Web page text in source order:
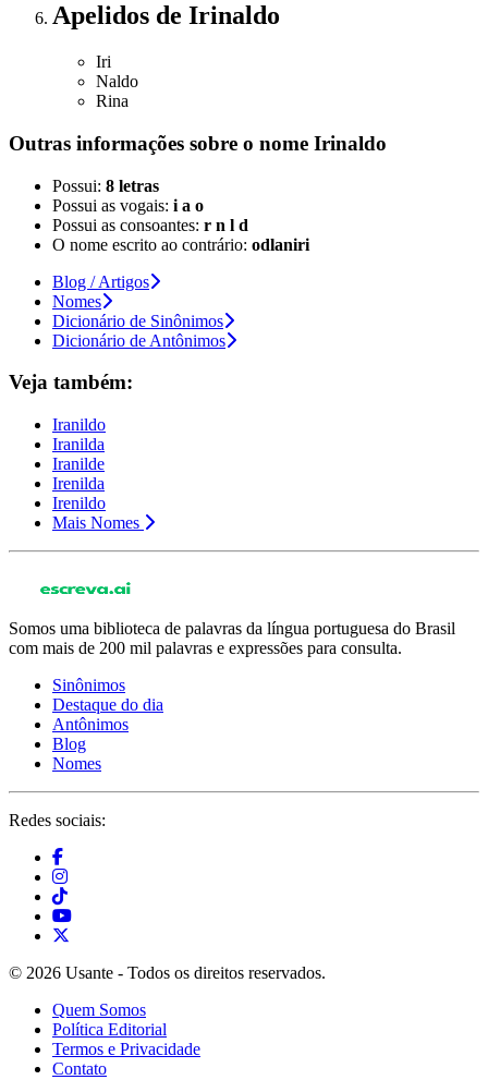
Apelidos de Irinaldo
Iri
Naldo
Rina
Outras informações sobre o nome Irinaldo
Possui: 8 letras
Possui as vogais: i a o
Possui as consoantes: r n l d
O nome escrito ao contrário: odlaniri
Blog / Artigos
Nomes
Dicionário de Sinônimos
Dicionário de Antônimos
Veja também:
Iranildo
Iranilda
Iranilde
Irenilda
Irenildo
Mais Nomes
Somos uma biblioteca de palavras da língua portuguesa do Brasil
com mais de 200 mil palavras e expressões para consulta.
Sinônimos
Destaque do dia
Antônimos
Blog
Nomes
Redes sociais:
© 2026 Usante - Todos os direitos reservados.
Quem Somos
Política Editorial
Termos e Privacidade
Contato